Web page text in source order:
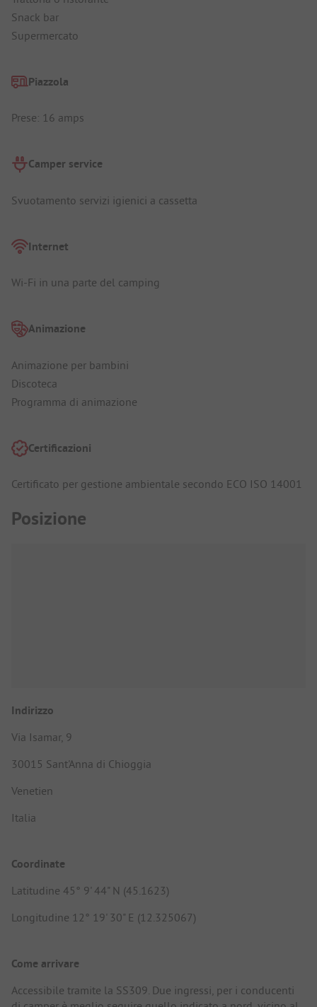
Snack bar
Supermercato
Piazzola
Prese: 16 amps
Camper service
Svuotamento servizi igienici a cassetta
Internet
Wi-Fi in una parte del camping
Animazione
Animazione per bambini
Discoteca
Programma di animazione
Certificazioni
Certificato per gestione ambientale secondo ECO ISO 14001
Posizione
Indirizzo
Via Isamar, 9
30015 Sant'Anna di Chioggia
Venetien
Italia
Coordinate
Latitudine 45° 9' 44" N (45.1623)
Longitudine 12° 19' 30" E (12.325067)
Come arrivare
Accessibile tramite la SS309. Due ingressi, per i conducenti